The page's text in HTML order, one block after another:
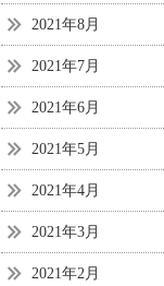
2021年8月
2021年7月
2021年6月
2021年5月
2021年4月
2021年3月
2021年2月